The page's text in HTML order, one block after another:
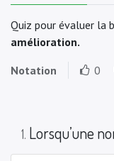
Quiz pour évaluer la
amélioration.
Notation
0
1. Lorsqu’une